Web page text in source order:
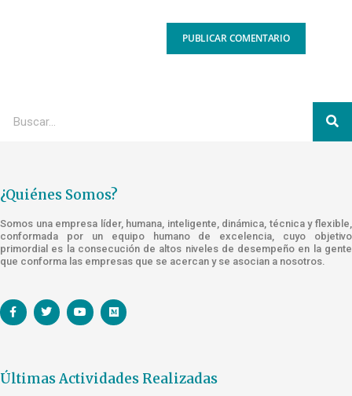
¿Quiénes Somos?
Somos una empresa líder, humana, inteligente, dinámica, técnica y flexible,
conformada por un equipo humano de excelencia, cuyo objetivo
primordial es la consecución de altos niveles de desempeño en la gente
que conforma las empresas que se acercan y se asocian a nosotros.
Últimas Actividades Realizadas